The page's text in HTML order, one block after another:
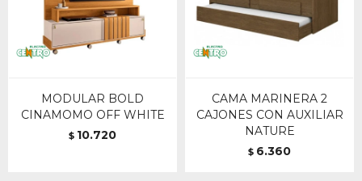
MODULAR BOLD
CINAMOMO OFF WHITE
$ 10.720
CAMA MARINERA 2
CAJONES CON AUXILIAR
NATURE
$ 6.360